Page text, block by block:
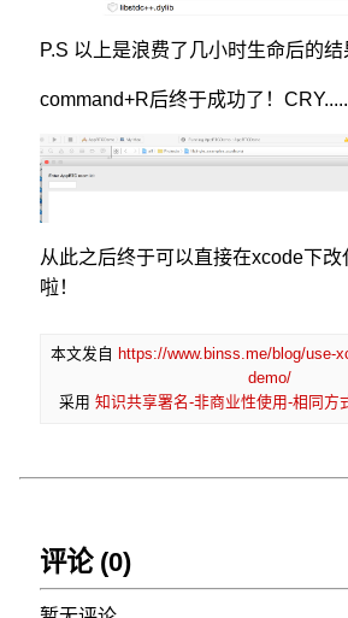
P.S 以上是浪费了几小时生命后的结
command+R后终于成功了！
从此之后终于可以直接在xcode下
啦！
本文发自 https://www.binss.me/blog/use-
demo/
采用 知识共享署名-非商业性使用-相同方
评论 (0)